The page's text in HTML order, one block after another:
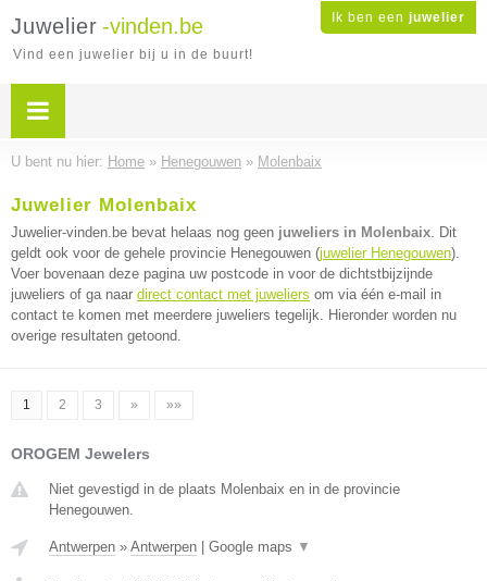
Ik ben een juwelier
Juwelier -vinden.be
Vind een juwelier bij u in de buurt!
U bent nu hier: Home » Henegouwen » Molenbaix
Juwelier Molenbaix
Juwelier-vinden.be bevat helaas nog geen juweliers in Molenbaix. Dit
geldt ook voor de gehele provincie Henegouwen (juwelier Henegouwen).
Voer bovenaan deze pagina uw postcode in voor de dichtstbijzijnde
juweliers of ga naar direct contact met juweliers om via één e-mail in
contact te komen met meerdere juweliers tegelijk. Hieronder worden nu
overige resultaten getoond.
1 2 3 » »»
OROGEM Jewelers
Niet gevestigd in de plaats Molenbaix en in de provincie
Henegouwen.
Antwerpen » Antwerpen Google maps ▼